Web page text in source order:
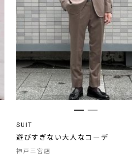
SUIT
遊びすぎない大人なコーデ
神戸三宮店